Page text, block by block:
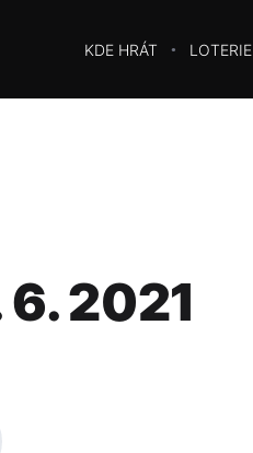
KDE HRÁT LOTERIE
6. 2021